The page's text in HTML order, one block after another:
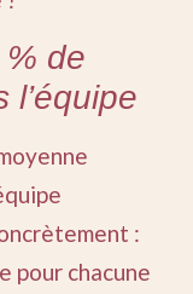
% de
l’équipe
:
pour chacune